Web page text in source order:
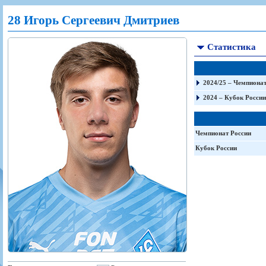
Игроки
Тренерско-административный состав
Руководство
Фонд поддержки
Контакты
Солидарность Самара Арена
Закупки
Вакансии
Документы
РПЛ
Календарь
Таблица
Шахматка
Статистика состава
Баланс матчей
FONBET Кубок России
Матчи
Молодежная команда
Календарь
Таблица
Шахматка
Статистика состава
Крылья Советов-2
Календарь
Таблица
Шахматка
Чемпионат СССР
Кубок СССР
Чемпионат России
Кубок России
Лига Европы УЕФА
Кубок Интертото УЕФА
Молодежное первенство
Кубок Премьер-лиги
Кубок ФНЛ
Игроки
Ветераны
Стадион "Металлург"
Пресса
Книги
Фото
Трансляции матчей
Прочее
28 Игорь Сергеевич Дмитриев
Статистика
2024/25 –
2024 – Кубок России
Чемпионат России
Кубок России